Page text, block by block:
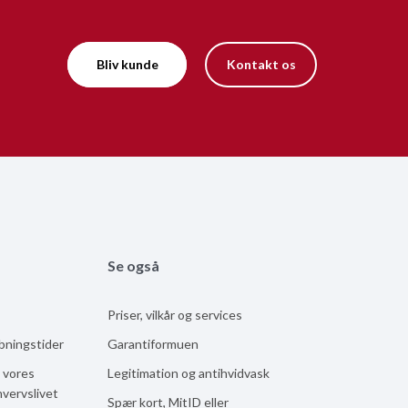
Bliv kunde Kontakt os
Se også
Priser, vilkår og services
Garantiformuen
Legitimation og antihvidvask
Spær kort, MitID eller